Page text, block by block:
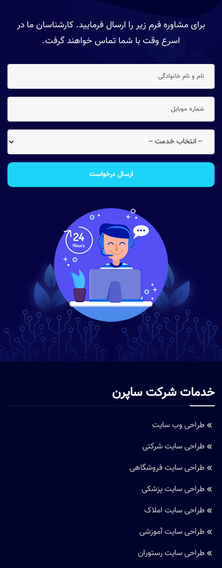
برای مشاوره فرم زیر را ارسال فرمایید. کارشناسان ما در
اسرع وقت با شما تماس خواهند گرفت.
ارسال درخواست
خدمات شرکت ساپرن
طراحی وب سایت
طراحی سایت شرکتی
طراحی سایت فروشگاهی
طراحی سایت پزشکی
طراحی سایت املاک
طراحی سایت آموزشی
طراحی سایت رستوران